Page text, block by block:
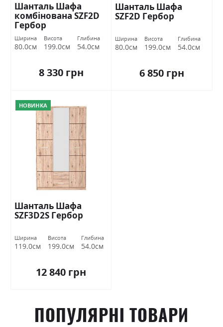
Шанталь Шафа
комбінована SZF2D
Гербор
Ширина
80.0см
Висота
199.0см
Глибина
54.0см
8 330 грн
Шанталь Шафа
SZF2D Гербор
Ширина
80.0см
Висота
199.0см
Глибина
54.0см
6 850 грн
НОВИНКА
Шанталь Шафа
SZF3D2S Гербор
Ширина
119.0см
Висота
199.0см
Глибина
54.0см
12 840 грн
ПОПУЛЯРНІ ТОВАРИ